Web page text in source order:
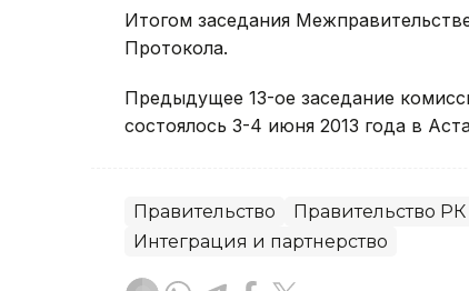
Итогом заседания
Протокола.
Предыдущее 13-ое заседание
состоялось 3-4 июня 2013 года в
Правительство Правительство РК
Интеграция и партнерство